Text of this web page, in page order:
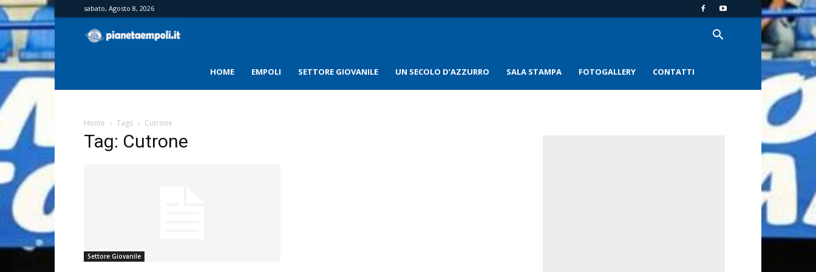
sabato, Agosto 8, 2026
HOME EMPOLI SETTORE GIOVANILE UN SECOLO D’AZZURRO SALA STAMPA FOTOGALLERY CONTATTI
Home Tags Cutrone
Tag: Cutrone
Settore Giovanile